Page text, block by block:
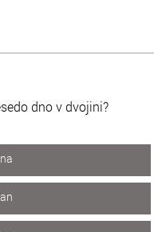
dno v dvojini?